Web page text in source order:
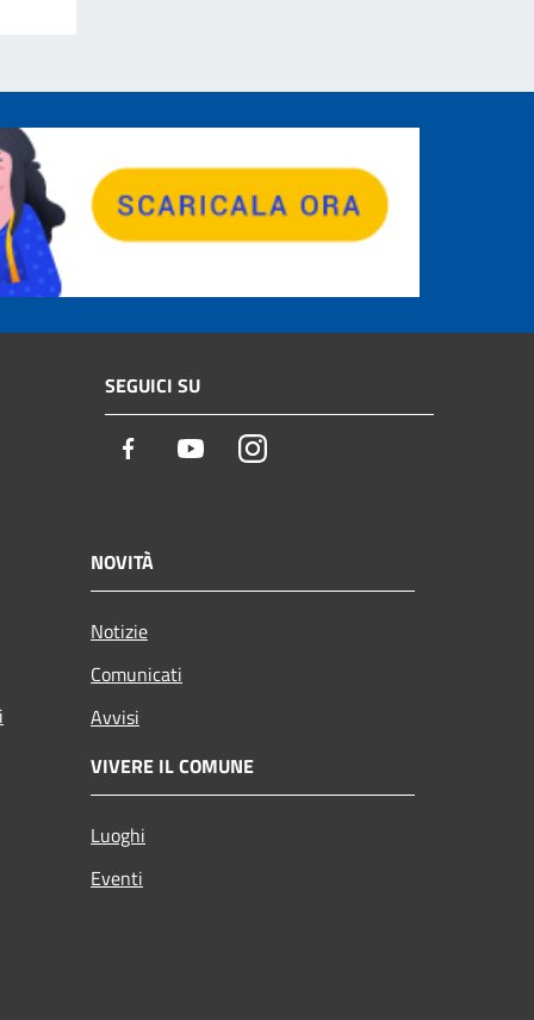
SEGUICI SU
Facebook YoutubeInstagram
NOVITÀ
Notizie
Comunicati
Avvisi
VIVERE IL COMUNE
Luoghi
Eventi